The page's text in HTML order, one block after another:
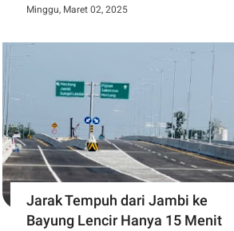
Minggu, Maret 02, 2025
Jarak Tempuh dari Jambi ke
Bayung Lencir Hanya 15 Menit